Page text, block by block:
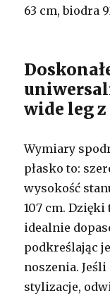
63 cm, biodra
wide leg
Wymiary
płasko to:
wysokość
107 cm.
idealnie
podkreślając
noszenia.
stylizacje,